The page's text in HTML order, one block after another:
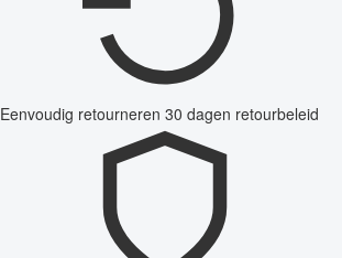
Eenvoudig retourneren 30 dagen retourbeleid